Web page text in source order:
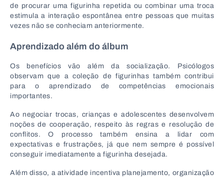
de procurar uma figurinha repetida ou combinar uma troca
estimula a interação espontânea entre pessoas que muitas
vezes não se conheciam anteriormente.
Aprendizado além do álbum
Os benefícios vão além da socialização. Psicólogos
observam que a coleção de figurinhas também contribui
para o aprendizado de competências emocionais
importantes.
Ao negociar trocas, crianças e adolescentes desenvolvem
noções de cooperação, respeito às regras e resolução de
conflitos. O processo também ensina a lidar com
expectativas e frustrações, já que nem sempre é possível
conseguir imediatamente a figurinha desejada.
Além disso, a atividade incentiva planejamento, organização